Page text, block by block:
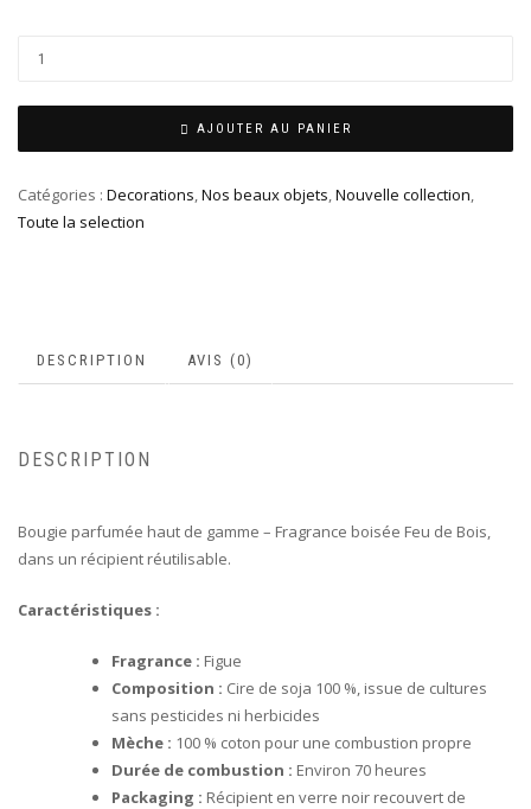
AJOUTER AU PANIER
Catégories : Decorations,Nos beaux objets,Nouvelle collection,
Toute la selection
DESCRIPTION AVIS (0)
DESCRIPTION
Bougie parfumée haut de gamme – Fragrance boisée Feu de Bois,
dans un récipient réutilisable.
Caractéristiques :
Fragrance : Figue
Composition : Cire de soja 100 %, issue de cultures
sans pesticides ni herbicides
Mèche : 100 % coton pour une combustion propre
Durée de combustion : Environ 70 heures
Packaging : Récipient en verre noir recouvert de